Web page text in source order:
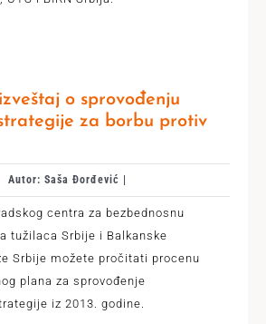
o sprovođenju
za borbu protiv
Autor: Saša Đorđević |
centra za bezbednosnu
tužilaca Srbije i Balkanske
Srbije možete pročitati procenu
plana za sprovođenje
iz 2013. godine.